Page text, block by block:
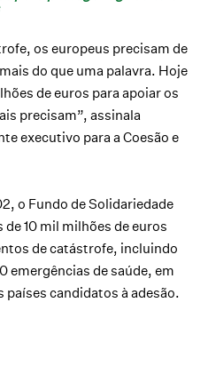
os europeus precisam de
do que uma palavra. Hoje
de euros para apoiar os
precisam”, assinala
executivo para a Coesão e
o Fundo de Solidariedade
10 mil milhões de euros
de catástrofe, incluindo
emergências de saúde, em
candidatos à adesão.